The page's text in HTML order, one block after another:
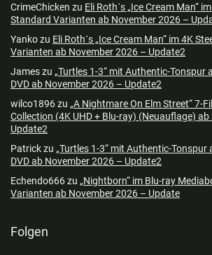
CrimeChicken zu Eli Roth´s „Ice Cream Man“
Standard Varianten ab November 2026 –
Yankozu Eli Roth´s „Ice Cream Man“ im 4K
Varianten ab November 2026 – Update2
Jameszu „Turtles 1-3“ mit Authentic-Tonspur
DVD ab November 2026 – Update2
wilco1896zu „A Nightmare On Elm Street“ 7-
Collection (4K UHD + Blu-ray) (Neuauflage)
Update2
Patrickzu „Turtles 1-3“ mit Authentic-Tonspur
DVD ab November 2026 – Update2
Echendo666zu „Nightborn“ im Blu-ray
Varianten ab November 2026 – Update
Folgen